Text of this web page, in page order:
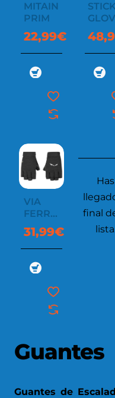
Guantes
Guantes de
MITAINE
PRIM
22,99€
VIA
FERRATA
DURASTRETCH
GLOVES
31,99€
Has
final